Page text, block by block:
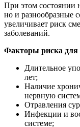
При этом состоянии
но и разнообразные
увеличивает риск
заболеваний.
Факторы риска для
Длительное
лет;
Наличие
нервную
Отравления
Инфекции и
системе;